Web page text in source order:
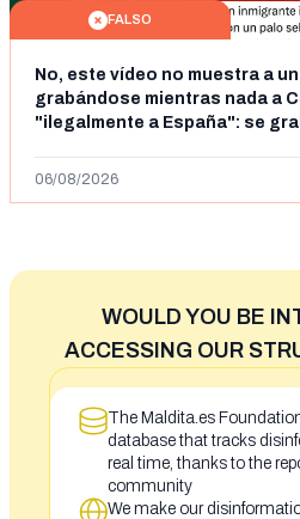
FALSO
No, este vídeo no muestra a
grabándose mientras nada a
"ilegalmente a España": se
06/08/2026
WOULD YOU BE
ACCESSING OUR
The Maldita.es
database that tracks
real time, thanks to the
community
We make our